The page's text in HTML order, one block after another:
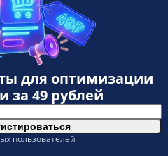
для оптимизации
за 49 рублей
пользователей